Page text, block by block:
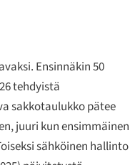
Ensinnäkin 50
tehdyistä
sakkotaulukko pätee
juuri kun ensimmäinen
sähköinen hallinto